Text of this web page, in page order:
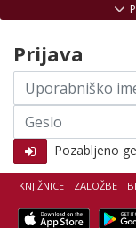
KNJIŽNICE ZALOŽBE
Prijava
Uporabniško
ime
Geslo
Pozabljeno